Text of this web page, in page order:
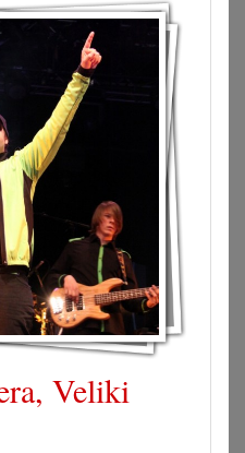
Veliki